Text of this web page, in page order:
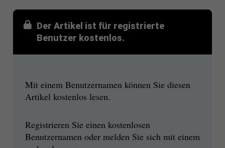
Der Artikel ist für registrierte
Benutzer kostenlos.
Mit einem Benutzernamen können Sie diesen
Artikel kostenlos lesen.
Registrieren Sie einen kostenlosen
Benutzernamen oder melden Sie sich mit einem